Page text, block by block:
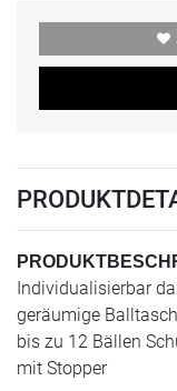
Individualisierbar
geräumige
bis zu 12 Bällen
mit Stopper